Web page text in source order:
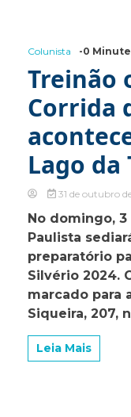
Colunista -0
Treinão
Corrida
Lago da
31 de outubro
No domingo,
Paulista
preparatório
Silvério 2024.
marcado para
Siqueira, 207,
Leia Mais